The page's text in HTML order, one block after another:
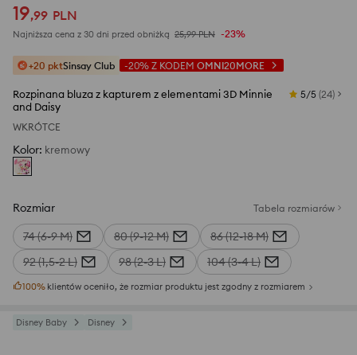
19,99 PLN
Najniższa cena z 30 dni przed obniżką 25,99 PLN -23%
+20 pktSinsay Club -20% Z KODEM OMNI20MORE
Rozpinana bluza z kapturem z elementami 3D Minnie
and Daisy
5/5 (24)
WKRÓTCE
Kolor: kremowy
Rozmiar Tabela rozmiarów
74 (6-9 M) 80 (9-12 M)
86 (12-18 M)
92 (1,5-2 L)
98 (2-3 L) 104 (3-4 L)
100% klientów oceniło, że rozmiar produktu jest zgodny z rozmiarem
Disney Baby Disney